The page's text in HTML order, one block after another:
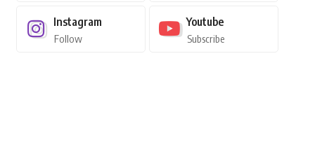
Instagram
Follow
Youtube
Subscribe